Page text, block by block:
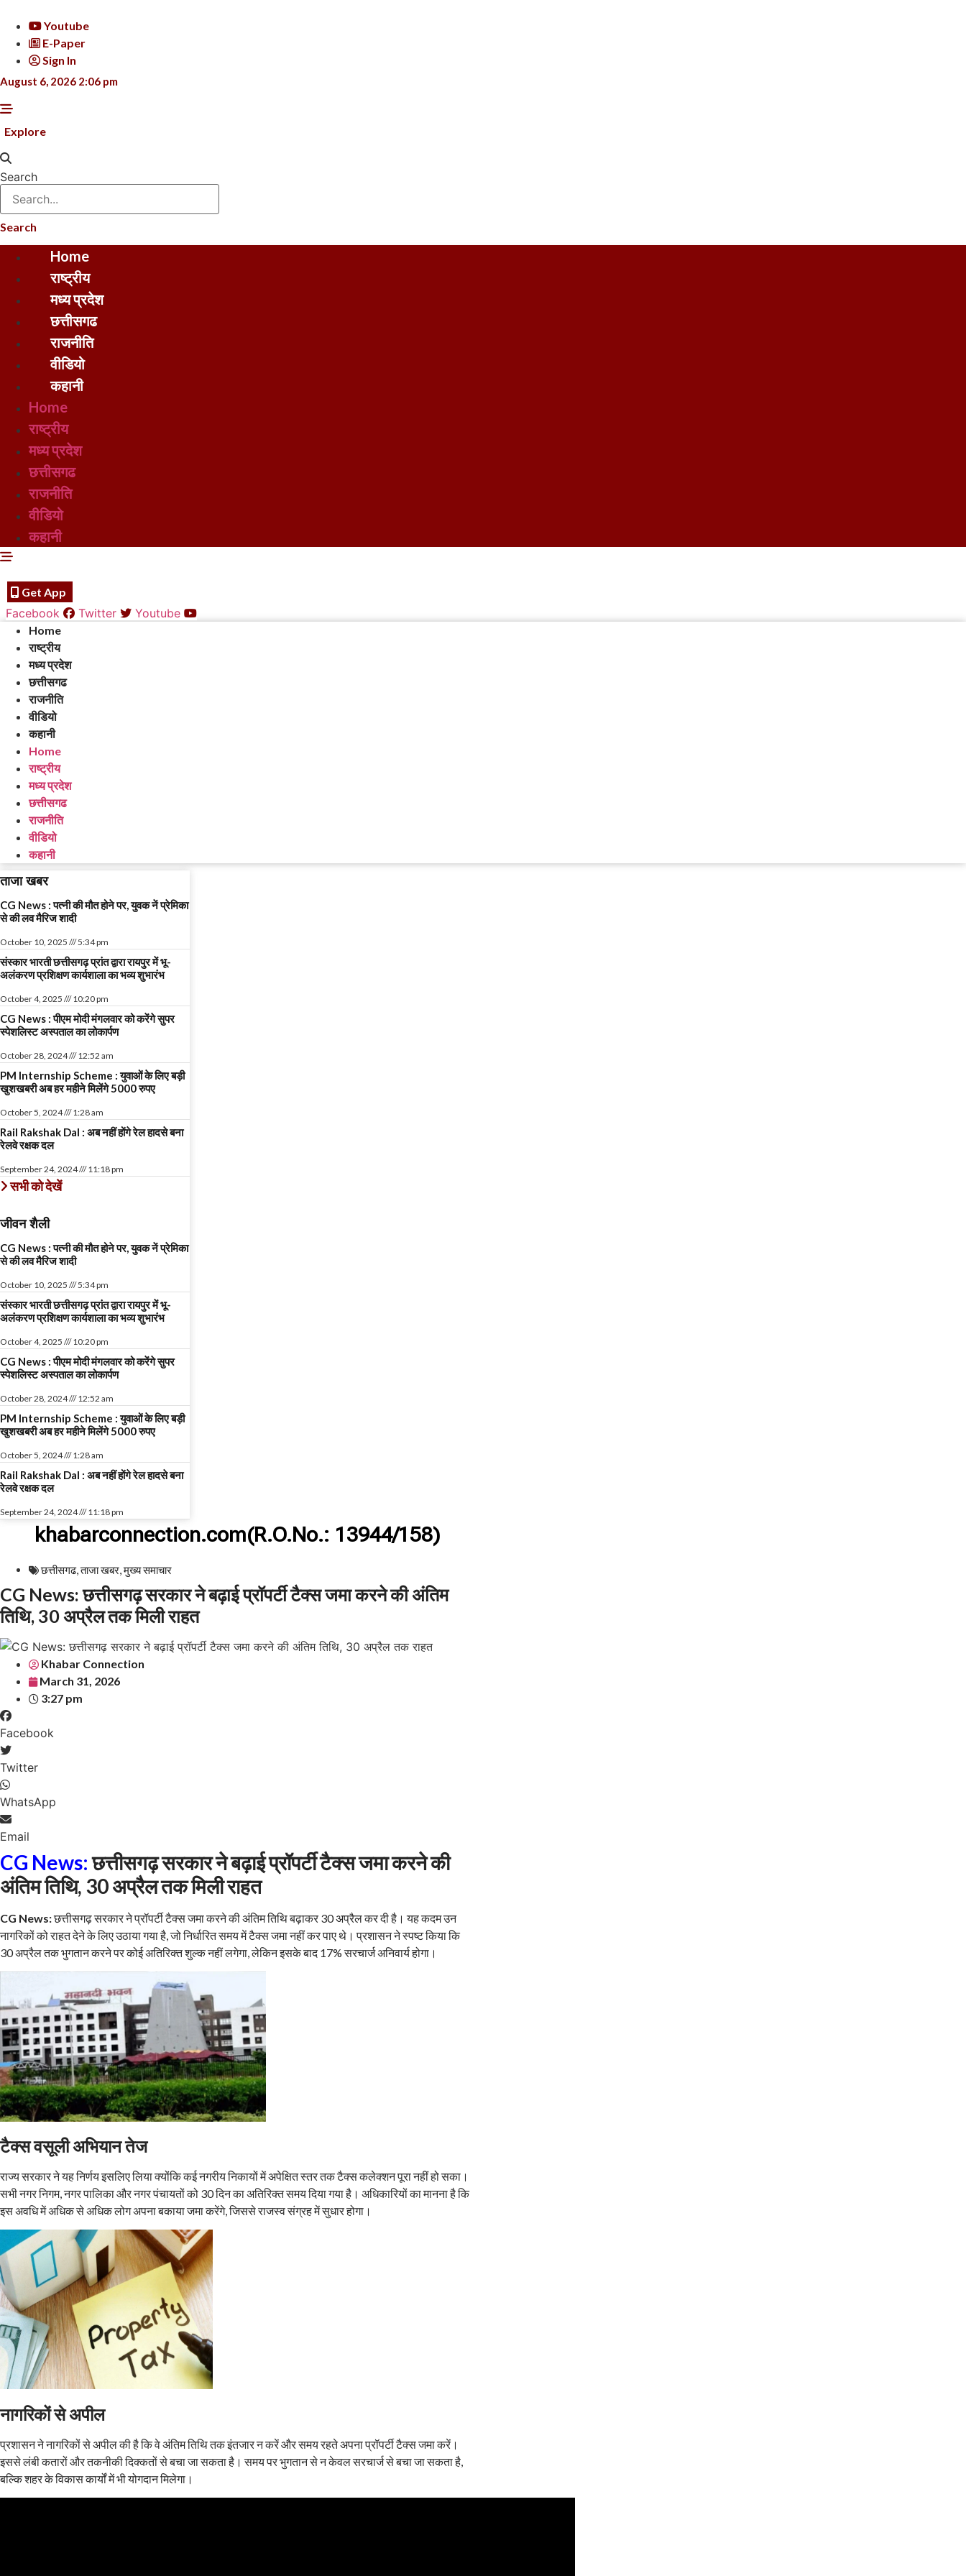
content
Youtube
E-Paper
Sign In
August 6, 2026 2:06 pm
Explore
Search
Search
Home
राष्ट्रीय
मध्य प्रदेश
छत्तीसगढ
राजनीति
वीडियो
कहानी
Home
राष्ट्रीय
मध्य प्रदेश
छत्तीसगढ
राजनीति
वीडियो
कहानी
Get App
Facebook Twitter Youtube
Home
राष्ट्रीय
मध्य प्रदेश
छत्तीसगढ
राजनीति
वीडियो
कहानी
Home
राष्ट्रीय
मध्य प्रदेश
छत्तीसगढ
राजनीति
वीडियो
कहानी
ताजा खबर
CG News : पत्नी की मौत होने पर, युवक नें प्रेमिका
से की लव मैरिज शादी
October 10, 2025 5:34 pm
संस्कार भारती छत्तीसगढ़ प्रांत द्वारा रायपुर में भू-
अलंकरण प्रशिक्षण कार्यशाला का भव्य शुभारंभ
October 4, 2025 10:20 pm
CG News : पीएम मोदी मंगलवार को करेंगे सुपर
स्पेशलिस्ट अस्पताल का लोकार्पण
October 28, 2024 12:52 am
PM Internship Scheme : युवाओं के लिए बड़ी
खुशखबरी अब हर महीने मिलेंगे 5000 रुपए
October 5, 2024 1:28 am
Rail Rakshak Dal : अब नहीं होंगे रेल हादसे बना
रेलवे रक्षक दल
September 24, 2024 11:18 pm
सभी को देखें
जीवन शैली
CG News : पत्नी की मौत होने पर, युवक नें प्रेमिका
से की लव मैरिज शादी
October 10, 2025 5:34 pm
संस्कार भारती छत्तीसगढ़ प्रांत द्वारा रायपुर में भू-
अलंकरण प्रशिक्षण कार्यशाला का भव्य शुभारंभ
October 4, 2025 10:20 pm
CG News : पीएम मोदी मंगलवार को करेंगे सुपर
स्पेशलिस्ट अस्पताल का लोकार्पण
October 28, 2024 12:52 am
PM Internship Scheme : युवाओं के लिए बड़ी
खुशखबरी अब हर महीने मिलेंगे 5000 रुपए
October 5, 2024 1:28 am
Rail Rakshak Dal : अब नहीं होंगे रेल हादसे बना
रेलवे रक्षक दल
September 24, 2024 11:18 pm
khabarconnection.com(R.O.No.: 13944/158)
छत्तीसगढ,ताजा खबर,मुख्य समाचार​
CG News: छत्तीसगढ़ सरकार ने बढ़ाई प्रॉपर्टी टैक्स जमा करने की अंतिम
तिथि, 30 अप्रैल तक मिली राहत
Khabar Connection
March 31, 2026
3:27 pm
Facebook
Twitter
WhatsApp
Email
CG News:छत्तीसगढ़ सरकार ने बढ़ाई प्रॉपर्टी टैक्स जमा करने की
अंतिम तिथि, 30 अप्रैल तक मिली राहत
CG News:छत्तीसगढ़ सरकार ने प्रॉपर्टी टैक्स जमा करने की अंतिम तिथि बढ़ाकर 30 अप्रैल कर दी है। यह कदम उन
नागरिकों को राहत देने के लिए उठाया गया है, जो निर्धारित समय में टैक्स जमा नहीं कर पाए थे। प्रशासन ने स्पष्ट किया कि
30 अप्रैल तक भुगतान करने पर कोई अतिरिक्त शुल्क नहीं लगेगा, लेकिन इसके बाद 17% सरचार्ज अनिवार्य होगा।
टैक्स वसूली अभियान तेज
राज्य सरकार ने यह निर्णय इसलिए लिया क्योंकि कई नगरीय निकायों में अपेक्षित स्तर तक टैक्स कलेक्शन पूरा नहीं हो सका।
सभी नगर निगम, नगर पालिका और नगर पंचायतों को 30 दिन का अतिरिक्त समय दिया गया है। अधिकारियों का मानना है कि
इस अवधि में अधिक से अधिक लोग अपना बकाया जमा करेंगे, जिससे राजस्व संग्रह में सुधार होगा।
नागरिकों से अपील
प्रशासन ने नागरिकों से अपील की है कि वे अंतिम तिथि तक इंतजार न करें और समय रहते अपना प्रॉपर्टी टैक्स जमा करें।
इससे लंबी कतारों और तकनीकी दिक्कतों से बचा जा सकता है। समय पर भुगतान से न केवल सरचार्ज से बचा जा सकता है,
बल्कि शहर के विकास कार्यों में भी योगदान मिलेगा।